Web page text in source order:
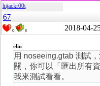
hijackr00t
67
0 0 2018-04-
eliu
用 noseeing.gtab 測試
關，你可以「匯出所有
我來測試看看。